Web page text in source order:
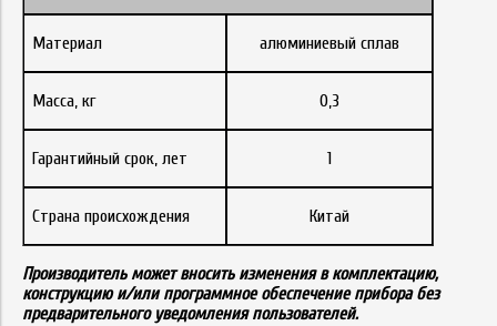
Материал алюминиевый сплав
Масса, кг 0,3
Гарантийный срок, лет 1
Страна происхождения Китай
Производитель может вносить изменения в комплектацию,
конструкцию и/или программное обеспечение прибора без
предварительного уведомления пользователей.